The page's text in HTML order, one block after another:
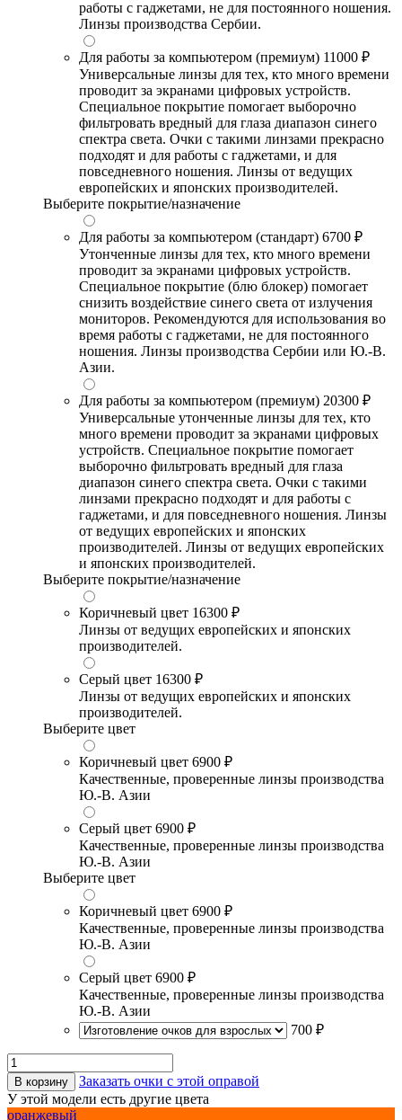
работы с гаджетами, не для постоянного ношения.
Линзы производства Сербии.
Для работы за компьютером (премиум) 11000 ₽
Универсальные линзы для тех, кто много времени
проводит за экранами цифровых устройств.
Специальное покрытие помогает выборочно
фильтровать вредный для глаза диапазон синего
спектра света. Очки с такими линзами прекрасно
подходят и для работы с гаджетами, и для
повседневного ношения. Линзы от ведущих
европейских и японских производителей.
Выберите покрытие/назначение
Для работы за компьютером (стандарт) 6700 ₽
Утонченные линзы для тех, кто много времени
проводит за экранами цифровых устройств.
Специальное покрытие (блю блокер) помогает
снизить воздействие синего света от излучения
мониторов. Рекомендуются для использования во
время работы с гаджетами, не для постоянного
ношения. Линзы производства Сербии или Ю.-В.
Азии.
Для работы за компьютером (премиум) 20300 ₽
Универсальные утонченные линзы для тех, кто
много времени проводит за экранами цифровых
устройств. Специальное покрытие помогает
выборочно фильтровать вредный для глаза
диапазон синего спектра света. Очки с такими
линзами прекрасно подходят и для работы с
гаджетами, и для повседневного ношения. Линзы
от ведущих европейских и японских
производителей. Линзы от ведущих европейских
и японских производителей.
Выберите покрытие/назначение
Коричневый цвет 16300 ₽
Линзы от ведущих европейских и японских
производителей.
Серый цвет 16300 ₽
Линзы от ведущих европейских и японских
производителей.
Выберите цвет
Коричневый цвет 6900 ₽
Качественные, проверенные линзы производства
Ю.-В. Азии
Серый цвет 6900 ₽
Качественные, проверенные линзы производства
Ю.-В. Азии
Выберите цвет
Коричневый цвет 6900 ₽
Качественные, проверенные линзы производства
Ю.-В. Азии
Серый цвет 6900 ₽
Качественные, проверенные линзы производства
Ю.-В. Азии
700 ₽
В корзину
Заказать очки с этой оправой
У этой модели есть другие цвета
оранжевый